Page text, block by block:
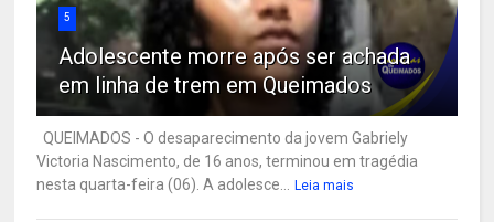
5
Adolescente morre após ser achada
em linha de trem em Queimados
QUEIMADOS - O desaparecimento da jovem Gabriely
Victoria Nascimento, de 16 anos, terminou em tragédia
nesta quarta-feira (06). A adolesce...
Leia mais